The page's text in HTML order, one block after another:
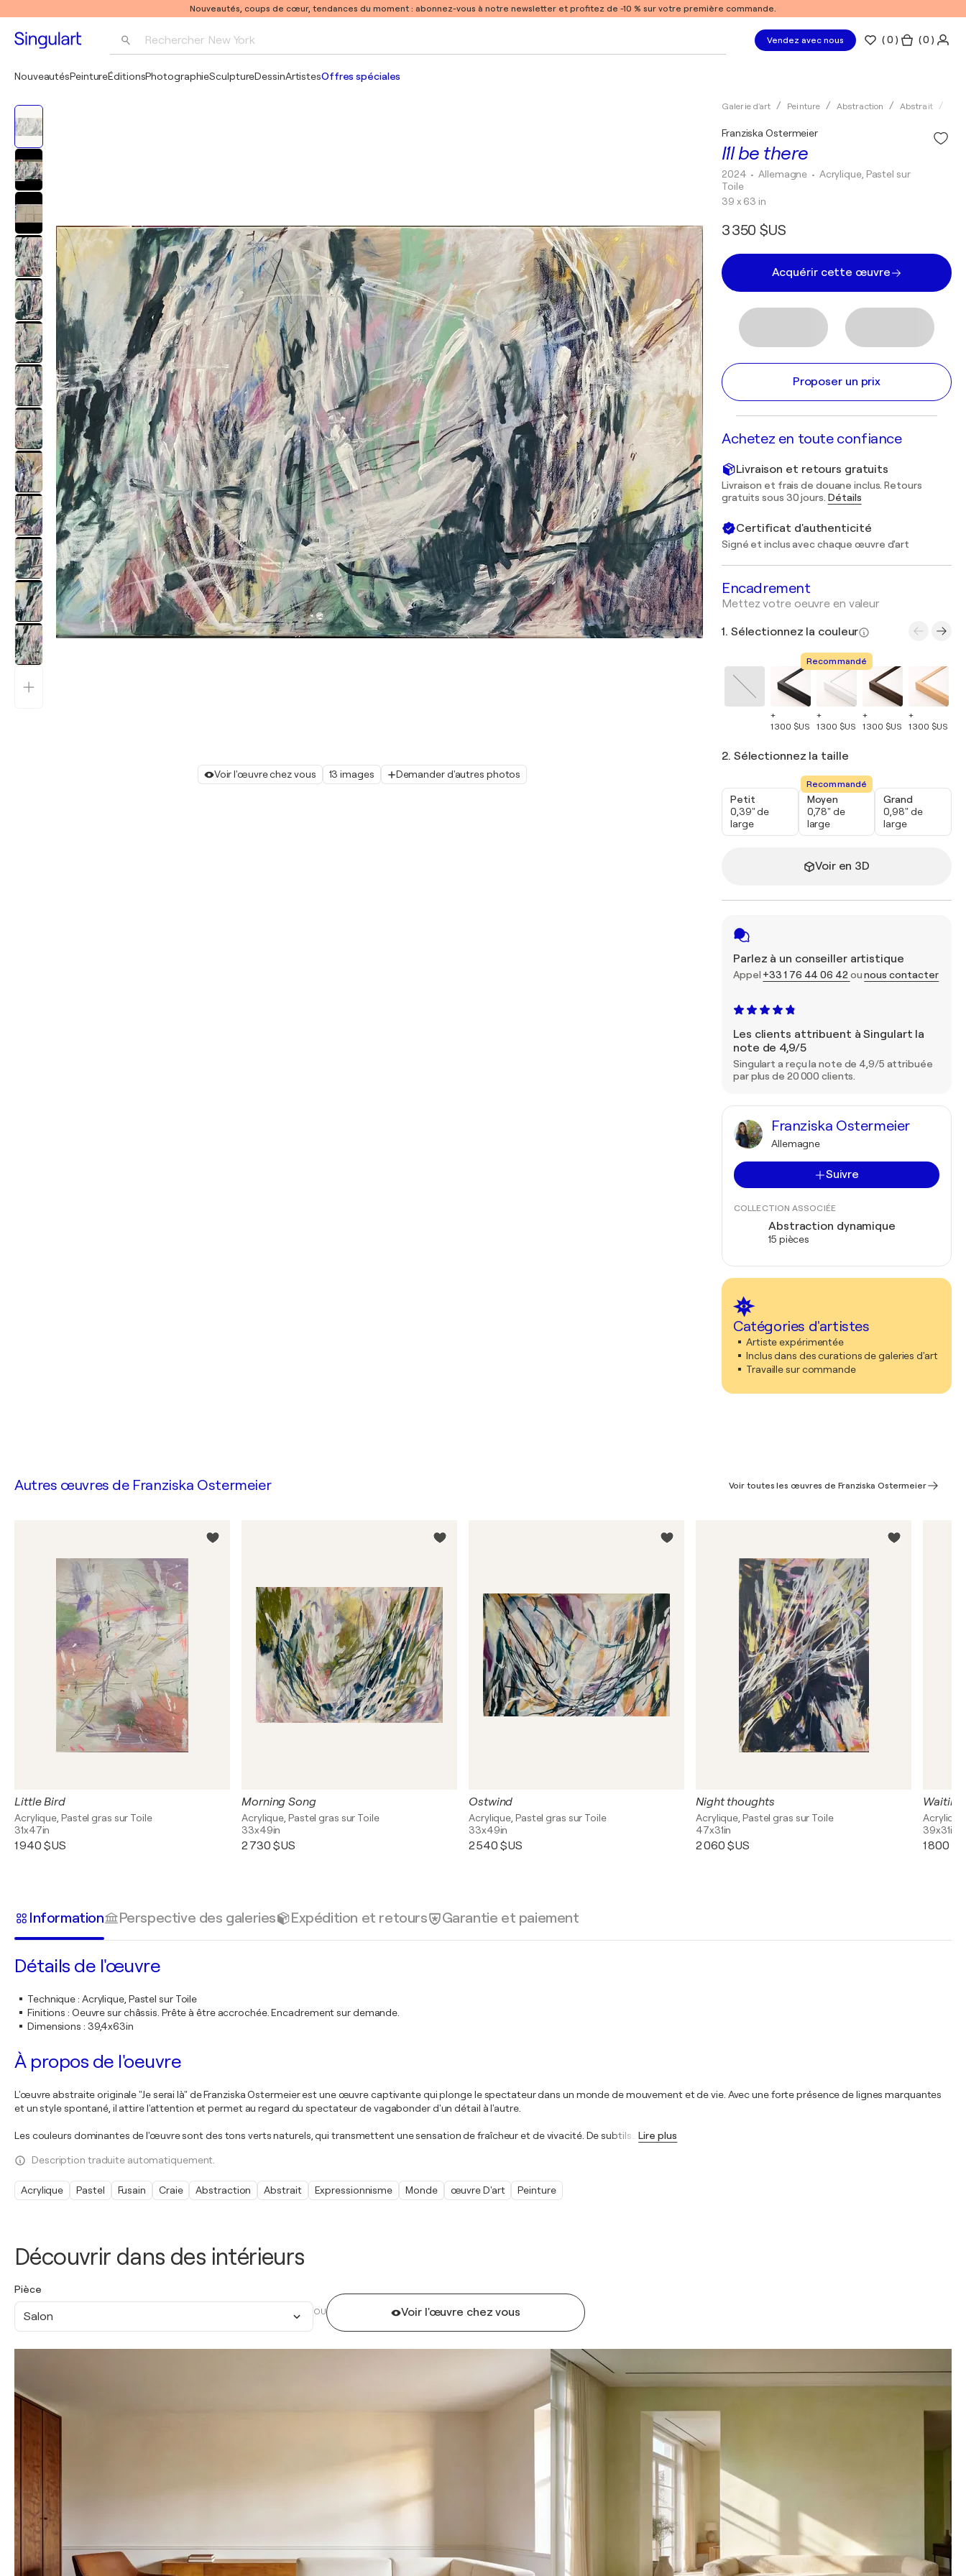
Nouveautés, coups de cœur, tendances du moment : abonnez-vous à notre newsletter et profitez de -10 % sur votre première commande.
Rechercher New York Vendez avec nous (0 ) ( 0 )
NouveautésPeintureÉditionsPhotographieSculptureDessinArtistesOffres spéciales
Voir l'œuvre chez vous 13 images Demander d'autres photos
Galerie d'art Peinture Abstraction Abstrait
I´ll be there
Franziska Ostermeier
2024 • Allemagne • Acrylique, Pastel sur
Toile
39 x 63 in
3 350 $US
Acquérir cette œuvre
Proposer un prix
Achetez en toute confiance
Livraison et retours gratuits
Livraison et frais de douane inclus. Retours
gratuits sous 30 jours. Détails
Certificat d'authenticité
Signé et inclus avec chaque œuvre d'art
Encadrement
Mettez votre oeuvre en valeur
1. Sélectionnez la couleur
+
1 300 $US
Recommandé
+
1 300 $US
+
1 300 $US
+
1 300 $US
2. Sélectionnez la taille
Petit
0,39" de
large
Recommandé
Moyen
0,78" de
large
Grand
0,98" de
large
Voir en 3D
Parlez à un conseiller artistique
Appel +33 1 76 44 06 42 ounous contacter
Les clients attribuent à Singulart la
note de 4,9/5
Singulart a reçu la note de 4,9/5 attribuée
par plus de 20 000 clients.
Franziska Ostermeier
Allemagne
Suivre
COLLECTION ASSOCIÉE
Abstraction dynamique
15 pièces
Catégories d'artistes
Artiste expérimentée
Inclus dans des curations de galeries d'art
Travaille sur commande
Découvrir dans des intérieurs
Pièce
Salon OU Voir l'œuvre chez vous
Autres œuvres de Franziska Ostermeier Voir toutes les œuvres de Franziska Ostermeier
Little Bird
Acrylique, Pastel gras sur Toile
31x47in
1 940 $US
Morning Song
Acrylique, Pastel gras sur Toile
33x49in
2 730 $US
Ostwind
Acrylique, Pastel gras sur Toile
33x49in
2 540 $US
Night thoughts
Acrylique, Pastel gras sur Toile
47x31in
2 060 $US
Waiting
39x31in
1 800
Information Perspective des galeries Expédition et retours Garantie et paiement
Détails de l'œuvre
Technique: Acrylique, Pastel sur Toile
Finitions : Oeuvre sur châssis. Prête à être accrochée. Encadrement sur demande.
Dimensions : 39,4x63in
À propos de l'oeuvre
L'œuvre abstraite originale "Je serai là" de Franziska Ostermeier est une œuvre captivante qui plonge le spectateur dans un monde de mouvement et de vie. Avec une forte présence de lignes marquantes
et un style spontané, il attire l'attention et permet au regard du spectateur de vagabonder d'un détail à l'autre.
Les couleurs dominantes de l'œuvre sont des tons verts naturels, qui transmettent une sensation de fraîcheur et de vivacité. De subtils Lire plus
Description traduite automatiquement.
Acrylique Pastel Fusain Craie Abstraction Abstrait Expressionnisme Monde œuvre D'art Peinture